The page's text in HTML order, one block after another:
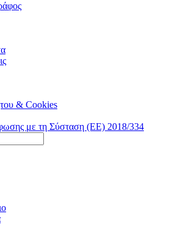
& Cookies
με τη Σύσταση (ΕΕ) 2018/334